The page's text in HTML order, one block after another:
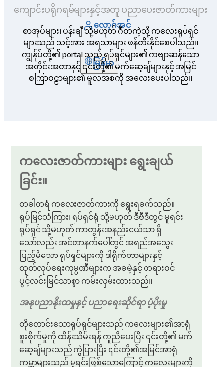
လော့ဂ်အင်
မြန်မာ
ကျောင်းပရိုဂရမ်များနှင့်အတူ ပညာပေးဇာတ်ကားများ
စာအုပ်များ၊ ပန်းချီ သို့မဟုတ် ဂီတကဲ့သို့ ကလေးရုပ်ရှင်
များသည် သင့်အား အရသာများ ဖန်တီးနိုင်စေပါသည်။
ကျွန်ုပ်တို့၏ portal သည် ရုပ်ရှင်များ၏ ကဗျာဆန်သော
အတိုင်းအတာနှင့် ၎င်းတို့၏ မက်ဆေ့ချ်များနှင့် အမြင်
စကြာဝဠာများ၏ မူလအစကို အလေးပေးပါသည်။
ကလေးဇာတ်ကားများ ရွေးချယ်
ခြင်း။
တခါတရံ ကလေးဇာတ်ကားကို ရွေးရခက်သည်။
ရုပ်မြင်သံကြား၊ ရုပ်ရှင်ရုံ သို့မဟုတ် ဒီဗီဒီတွင် မူရင်း
ရုပ်ရှင် သို့မဟုတ် ကာတွန်းအနည်းငယ်သာ ရှိ
သော်လည်း အင်တာနက်ပေါ်တွင် အရည်အသွေး
ပြည့်မီသော ရုပ်ရှင်များကို ဒါရိုက်တာများနှင့်
ထုတ်လုပ်ရေးကုမ္ပဏီများက အခမဲ့နှင့် တရားဝင်
ပွင့်လင်းမြင်သာစွာ ကမ်းလှမ်းထားသည်။
အနုပညာနိုးထမှုနှင့် ပညာရေးဆိုင်ရာ ပံ့ပိုးမှု
တိုတောင်းသောရုပ်ရှင်များသည် ကလေးများ၏အာရုံ
စူးစိုက်မှုကို ထိန်းသိမ်းရန် ကူညီပေးပြီး ၎င်းတို့၏ မက်
ဆေ့ချ်များသည် ကွဲပြားပြီး ၎င်းတို့၏အမြင်အာရုံ
ကမ္ဘာများသည် မူရင်းဖြစ်သောကြောင့် ကလေးများကို